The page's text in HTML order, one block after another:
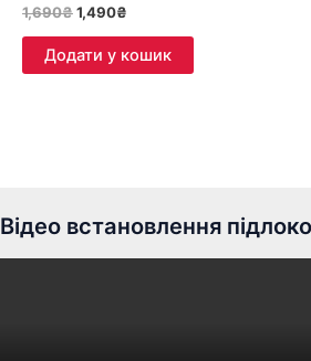
Оцінено в
5.00
з 5
1,690₴1,490₴
Додати у кошик
Відео встановлення